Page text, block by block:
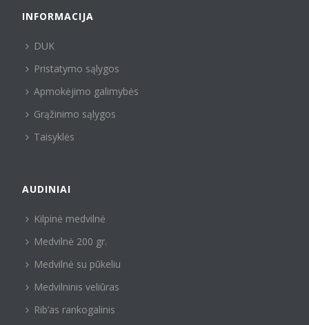
INFORMACIJA
DUK
Pristatymo sąlygos
Apmokėjimo galimybės
Grąžinimo sąlygos
Taisyklės
AUDINIAI
Kilpinė medvilnė
Medvilnė 200 gr.
Medvilnė su pūkeliu
Medvilninis veliūras
Rib’as rankogalinis